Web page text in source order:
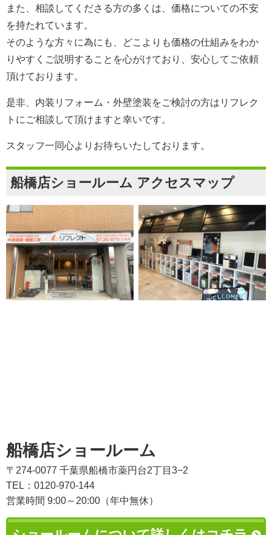
また、相談してくださる方の多くは、価格についての不安
を持たれています。
そのような方々に為にも、どこよりも価格の仕組みをわか
りやすくご説明することを心がけており、安心してご依頼
頂けております。
是非、内装リフォーム・外壁塗装をご検討の方は リフレク
ト にご相談して頂けますと幸いです。
スタッフ一同心よりお待ちいたしております。
船橋店ショールーム アクセスマップ
船橋店ショールーム
〒274-0077 千葉県船橋市薬円台2丁目3−2
TEL：0120-970-144
営業時間 9:00～20:00（年中無休）